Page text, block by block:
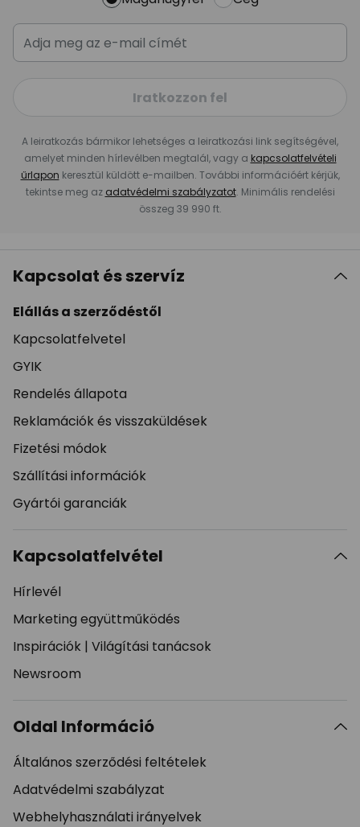
Iratkozzon fel
A leiratkozás bármikor lehetséges a leiratkozási link segítségével,
amelyet minden hírlevélben megtalál, vagy a kapcsolatfelvételi
űrlapon keresztül küldött e-mailben. További információért kérjük,
tekintse meg az adatvédelmi szabályzatot. Minimális rendelési
összeg 39 990 ft.
Kapcsolat és szervíz
Elállás a szerződéstől
Kapcsolatfelvetel
GYIK
Rendelés állapota
Reklamációk és visszaküldések
Fizetési módok
Szállítási információk
Gyártói garanciák
Kapcsolatfelvétel
Hírlevél
Marketing együttműködés
Inspirációk | Világítási tanácsok
Newsroom
Oldal Információ
Általános szerződési feltételek
Adatvédelmi szabályzat
Webhelyhasználati irányelvek